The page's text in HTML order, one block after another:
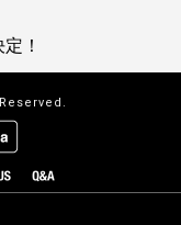
！